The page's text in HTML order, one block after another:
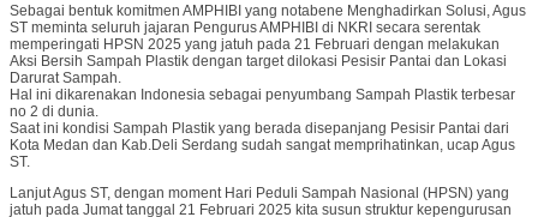
Sebagai bentuk komitmen AMPHIBI yang notabene Menghadirkan Solusi, Agus
ST meminta seluruh jajaran Pengurus AMPHIBI di NKRI secara serentak
memperingati HPSN 2025 yang jatuh pada 21 Februari dengan melakukan
Aksi Bersih Sampah Plastik dengan target dilokasi Pesisir Pantai dan Lokasi
Darurat Sampah.
Hal ini dikarenakan Indonesia sebagai penyumbang Sampah Plastik terbesar
no 2 di dunia.
Saat ini kondisi Sampah Plastik yang berada disepanjang Pesisir Pantai dari
Kota Medan dan Kab.Deli Serdang sudah sangat memprihatinkan, ucap Agus
ST.
Lanjut Agus ST, dengan moment Hari Peduli Sampah Nasional (HPSN) yang
jatuh pada Jumat tanggal 21 Februari 2025 kita susun struktur kepengurusan